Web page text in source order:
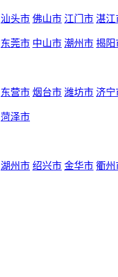
汕头市 佛山市 江门市 湛江
东莞市 中山市 潮州市 揭阳
东营市 烟台市 潍坊市 济宁
菏泽市
湖州市 绍兴市 金华市 衢州